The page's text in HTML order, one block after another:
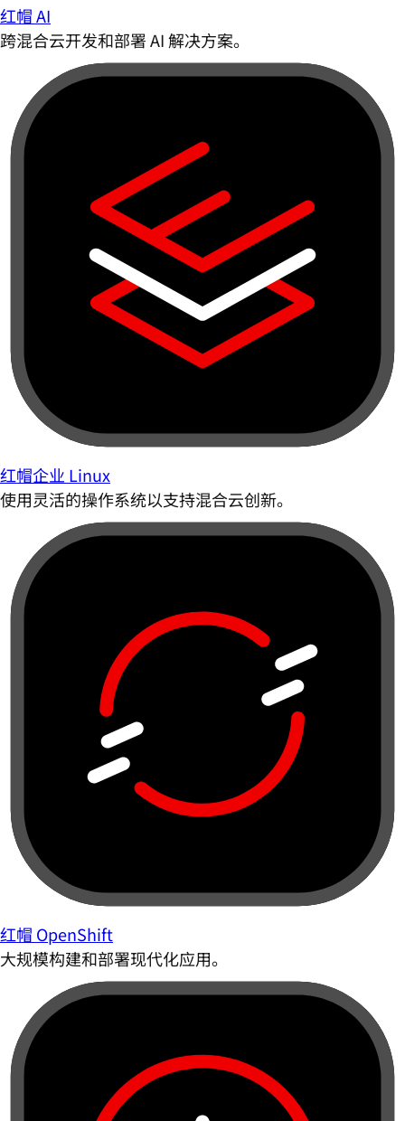
红帽 AI
跨混合云开发和部署 AI 解决方案。
红帽企业 Linux
使用灵活的操作系统以支持混合云创新。
红帽 OpenShift
大规模构建和部署现代化应用。